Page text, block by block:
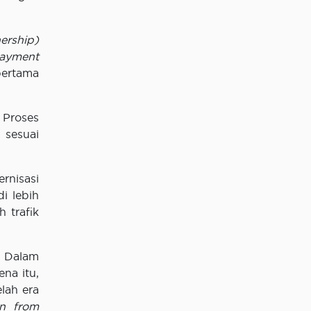
lebih
trafik
itu,
era
from